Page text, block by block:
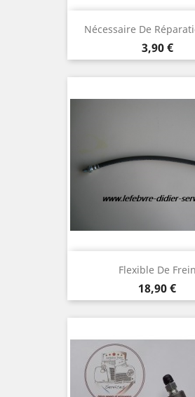
Nécessaire De
Prix
3,90 €
Flexible De Frein
Prix
18,90 €